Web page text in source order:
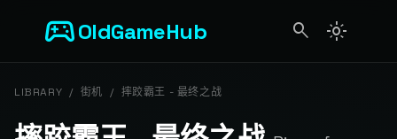
sports_esportsOldGameHub search light_mode
LIBRARY / 街机 / 摔跤霸王 - 最终之战